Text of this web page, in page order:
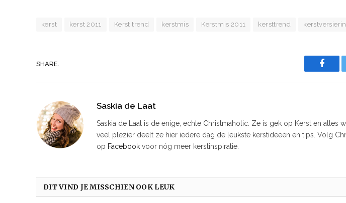
kerst kerst 2011 Kerst trend kerstmis Kerstmis 2011 kersttrend
SHARE.
Saskia de Laat
Saskia de Laat is de enige, echte Christmaholic. Ze is gek op Kerst en alles
veel plezier deelt ze hier iedere dag de leukste kerstideeën en tips. Volg
op Facebook voor nóg meer kerstinspiratie.
DIT VIND JE MISSCHIEN OOK LEUK